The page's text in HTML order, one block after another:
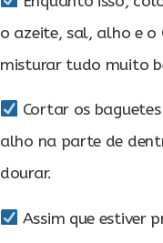
o azeite, sal, alho e o
misturar tudo muito
Cortar os
alho na parte de
dourar.
Assim que estiver